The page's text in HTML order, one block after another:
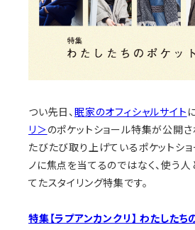
つい先日、 眠家のオフィシャルサイト
リ＞のポケットショール特集が公開さ
たびたび取り上げているポケットシ
ノに焦点を当てるのではなく、使う
てたスタイリング特集です。
特集【ラプアンカンクリ】 わたしたち